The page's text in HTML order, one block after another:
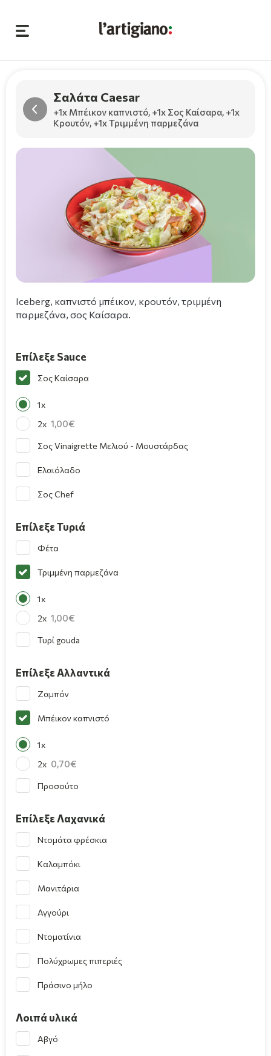
Σαλάτα Caesar
+1x Μπέικον καπνιστό, +1x Σος Καίσαρα, +1x
Κρουτόν, +1x Τριμμένη παρμεζάνα
Iceberg, καπνιστό μπέικον, κρουτόν, τριμμένη
παρμεζάνα, σος Καίσαρα.
Επίλεξε Sauce
Σος Καίσαρα
1x
2x 1,00
Σος Vinaigrette Μελιού - Μουστάρδας
Ελαιόλαδο
Σος Chef
Επίλεξε Τυριά
Φέτα
Τριμμένη παρμεζάνα
1x
2x 1,00
Τυρί gouda
Επίλεξε Αλλαντικά
Ζαμπόν
Μπέικον καπνιστό
1x
2x 0,70
Προσούτο
Επίλεξε Λαχανικά
Ντομάτα φρέσκια
Καλαμπόκι
Μανιτάρια
Αγγούρι
Ντοματίνια
Πολύχρωμες πιπεριές
Πράσινο μήλο
Λοιπά υλικά
Αβγό